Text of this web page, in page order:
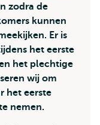
zodra de
kunnen
Er is
het eerste
het plechtige
wij om
het eerste
nemen.